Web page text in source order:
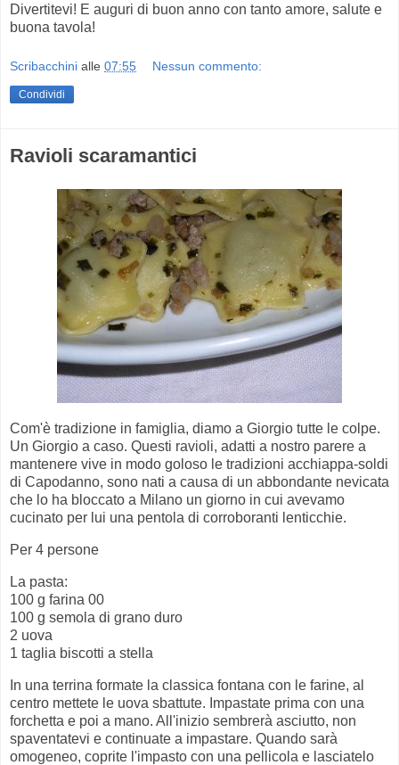
Divertitevi! E auguri di buon anno con tanto amore, salute e
buona tavola!
Scribacchini alle 07:55 Nessun commento:
Condividi
Ravioli scaramantici
Com'è tradizione in famiglia, diamo a Giorgio tutte le colpe.
Un Giorgio a caso. Questi ravioli, adatti a nostro parere a
mantenere vive in modo goloso le tradizioni acchiappa-soldi
di Capodanno, sono nati a causa di un abbondante nevicata
che lo ha bloccato a Milano un giorno in cui avevamo
cucinato per lui una pentola di corroboranti lenticchie.
Per 4 persone
La pasta:
100 g farina 00
100 g semola di grano duro
2 uova
1 taglia biscotti a stella
In una terrina formate la classica fontana con le farine, al
centro mettete le uova sbattute. Impastate prima con una
forchetta e poi a mano. All'inizio sembrerà asciutto, non
spaventatevi e continuate a impastare. Quando sarà
omogeneo, coprite l'impasto con una pellicola e lasciatelo